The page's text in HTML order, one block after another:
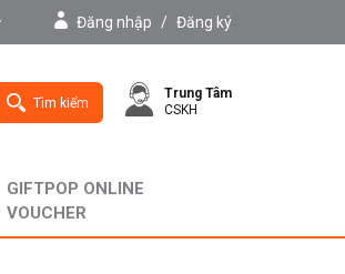
Đăng nhập / Đăng ký
Tìm kiếm
Trung Tâm
CSKH
GIFTPOP ONLINE
VOUCHER